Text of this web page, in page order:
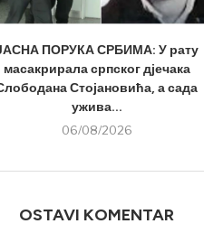
ПОРУКА СРБИМА: У рату
масакрирала српског дјечака
Стојановића, а сада
ужива...
06/08/2026
OSTAVI KOMENTAR